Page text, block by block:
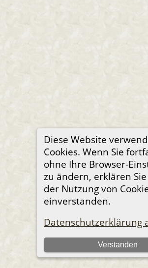
Diese Website
Cookies. Wenn Sie
ohne Ihre Browser-
zu ändern, erklären
der Nutzung von
einverstanden.
Datenschutzerklärung
Verstanden